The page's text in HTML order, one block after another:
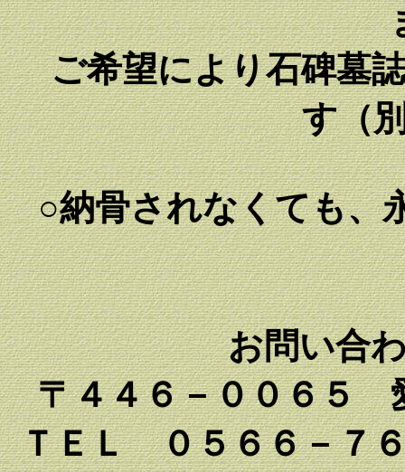
ご希望により石碑墓誌
す（
○納骨されなくても、
お問い合
〒４４６－００６５
ＴＥＬ ０５６６－７